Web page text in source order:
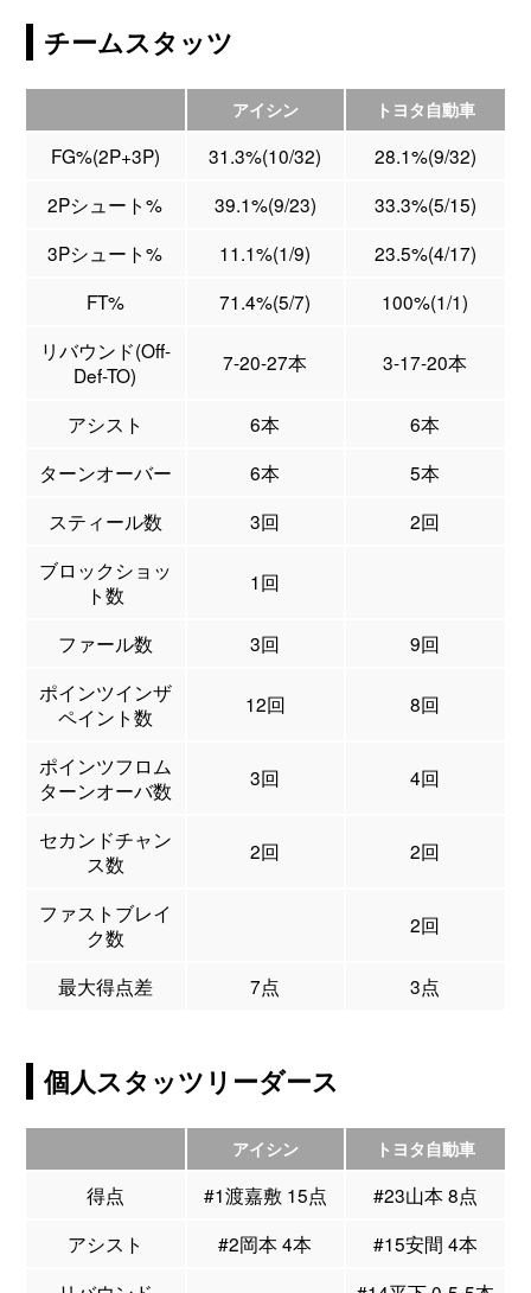
チームスタッツ
アイシン トヨタ自動車
FG%(2P+3P) 31.3%(10/32)
28.1%(9/32)
2Pシュート%
39.1%(9/23)
33.3%(5/15)
3Pシュート%
11.1%(1/9)
23.5%(4/17)
FT%
71.4%(5/7)
100%(1/1)
リバウンド(Off-
Def-TO)
7-20-27本 3-17-20本
アシスト 6本
6本
ターンオーバー
6本
5本
スティール数
3回
2回
ブロックショッ
ト数
1回
ファール数 3回
9回
ポインツインザ
ペイント数
12回 8回
ポインツフロム
ターンオーバ数
3回 4回
セカンドチャン
ス数
2回 2回
ファストブレイ
ク数
2回
最大得点差 7点 3点
個人スタッツリーダース
アイシン トヨタ自動車
得点 #1渡嘉敷 15点
#23山本 8点
アシスト
#2岡本 4本
#15安間 4本